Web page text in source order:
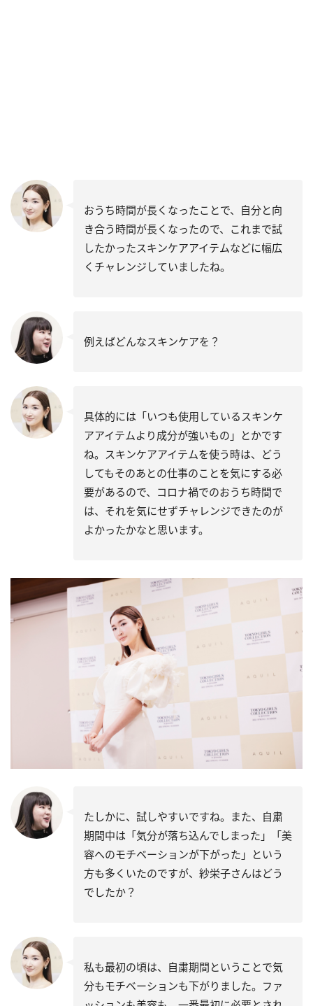
おうち時間が長くなったことで、自分と向
き合う時間が長くなったので、これまで試
したかったスキンケアアイテムなどに幅広
くチャレンジしていましたね。
例えばどんなスキンケアを？
具体的には「いつも使用しているスキンケ
アアイテムより成分が強いもの」とかです
ね。スキンケアアイテムを使う時は、どう
してもそのあとの仕事のことを気にする必
要があるので、コロナ禍でのおうち時間で
は、それを気にせずチャレンジできたのが
よかったかなと思います。
たしかに、試しやすいですね。また、自粛
期間中は「気分が落ち込んでしまった」「美
容へのモチベーションが下がった」という
方も多くいたのですが、紗栄子さんはどう
でしたか？
私も最初の頃は、自粛期間ということで気
分もモチベーションも下がりました。ファ